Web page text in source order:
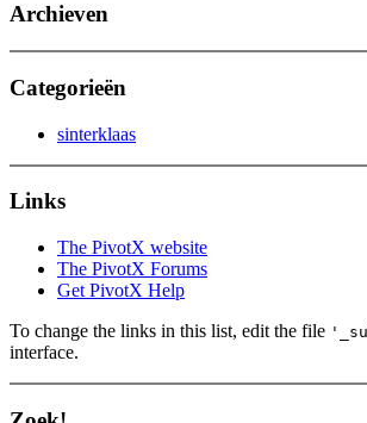
Archieven
Categorieën
sinterklaas
Links
The PivotX website
The PivotX Forums
Get PivotX Help
To change the links in this list, edit the file
interface.